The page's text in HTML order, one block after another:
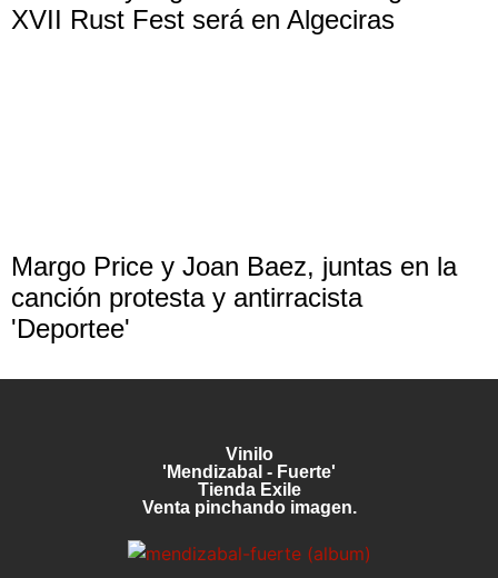
XVII Rust Fest será en Algeciras
Margo Price y Joan Baez, juntas en la
canción protesta y antirracista
'Deportee'
Vinilo
'Mendizabal - Fuerte'
Tienda Exile
Venta pinchando imagen.